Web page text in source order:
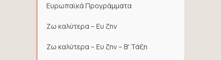
Ευρωπαϊκά Προγράμματα
Ζω καλύτερα – Ευ ζην
Ζω καλύτερα – Ευ ζην – Β' Τάξη